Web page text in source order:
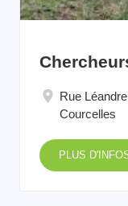
Rue
Courcelles
PLUS